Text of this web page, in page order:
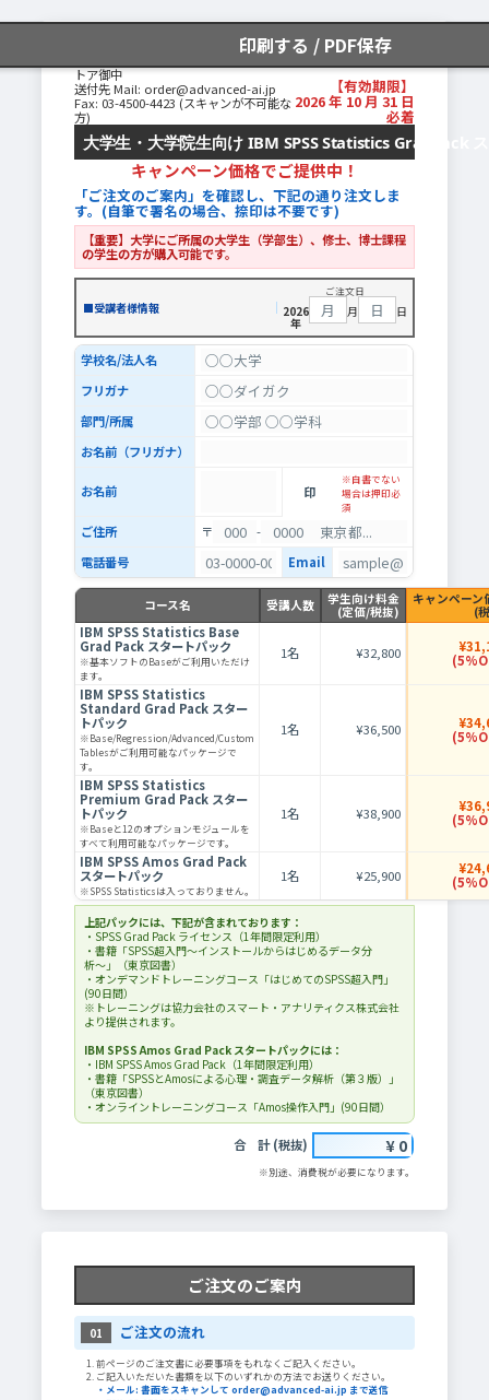
印刷する / PDF保存
トア御中
送付先 Mail: order@advanced-ai.jp
Fax: 03-4500-4423 (スキャンが不可能な
方)
【有効期限】
2026 年 10 月 31 日
必着
大学生・大学院生向け IBM SPSS Statistics GradPack
キャンペーン価格でご提供中！
「ご注文のご案内」を確認し、下記の通り注文しま
す。(自筆で署名の場合、捺印は不要です)
【重要】大学にご所属の大学生（学部生）、修士、博士課程
の学生の方が購入可能です。
■受講者様情報
ご注文日
2026
年
月 日
学校名/法人名
フリガナ
部門/所属
お名前（フリガナ）
お名前 印
※自書でない
場合は押印必
須
ご住所 〒
-
電話番号
Email
コース名 受講人数
学生向け料金
(定価/税抜)
キャンペーン
(
IBM SPSS Statistics Base
Grad Pack スタートパック
※基本ソフトのBaseがご利用いただけ
ます。
1名 ¥32,800
IBM SPSS Statistics
Standard Grad Pack スター
トパック
※Base/Regression/Advanced/Custom
Tablesがご利用可能なパッケージで
す。
1名 ¥36,500
IBM SPSS Statistics
Premium Grad Pack スター
トパック
※Baseと12のオプションモジュールを
すべて利用可能なパッケージです。
1名 ¥38,900
IBM SPSS Amos Grad Pack
スタートパック
※SPSS Statisticsは入っておりません。
1名 ¥25,900
上記パックには、下記が含まれております：
・SPSS Grad Pack ライセンス（1年間限定利用）
・書籍「SPSS超入門〜インストールからはじめるデータ分
析〜」（東京図書）
・オンデマンドトレーニングコース「はじめてのSPSS超入門」
(90日間）
※トレーニングは協力会社のスマート・アナリティクス株式会社
より提供されます。
IBM SPSS Amos Grad Pack スタートパックには：
・IBM SPSS Amos Grad Pack（1年間限定利用）
・書籍「SPSSとAmosによる心理・調査データ解析（第３版）」
（東京図書）
・オンライントレーニングコース「Amos操作入門」(90日間）
合 計 (税抜) ¥ 0
※別途、消費税が必要になります。
ご注文のご案内
01 ご注文の流れ
前ページのご注文書に必要事項をもれなくご記入ください。
ご記入いただいた書類を以下のいずれかの方法でお送りください。
・メール: 書面をスキャンして order@advanced-ai.jp まで送信